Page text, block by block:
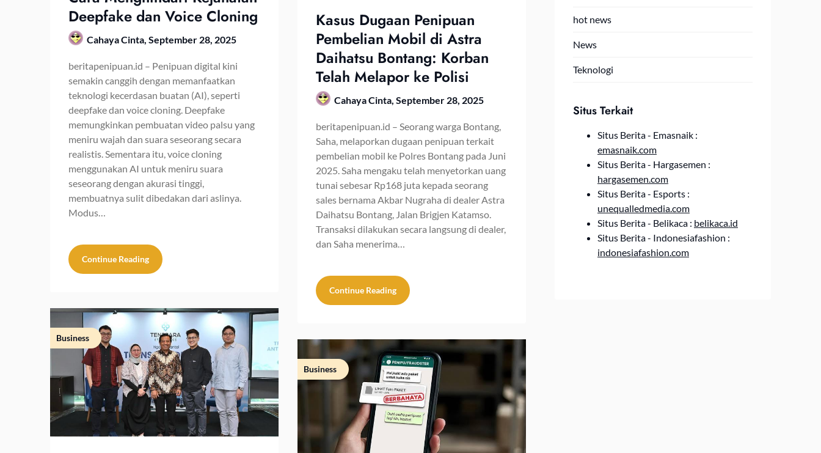
Deepfake dan Voice Cloning
Cahaya Cinta, September 28, 2025
beritapenipuan.id – Penipuan digital kini
semakin canggih dengan memanfaatkan
teknologi kecerdasan buatan (AI), seperti
deepfake dan voice cloning. Deepfake
memungkinkan pembuatan video palsu yang
meniru wajah dan suara seseorang secara
realistis. Sementara itu, voice cloning
menggunakan AI untuk meniru suara
seseorang dengan akurasi tinggi,
membuatnya sulit dibedakan dari aslinya.
Modus…
Continue Reading
Business
Kasus Dugaan Penipuan
Pembelian Mobil di Astra
Daihatsu Bontang: Korban
Telah Melapor ke Polisi
Cahaya Cinta, September 28, 2025
beritapenipuan.id – Seorang warga Bontang,
Saha, melaporkan dugaan penipuan terkait
pembelian mobil ke Polres Bontang pada Juni
2025. Saha mengaku telah menyetorkan uang
tunai sebesar Rp168 juta kepada seorang
sales bernama Akbar Nugraha di dealer Astra
Daihatsu Bontang, Jalan Brigjen Katamso.
Transaksi dilakukan secara langsung di dealer,
dan Saha menerima…
Continue Reading
Business
hot news
News
Teknologi
Situs Terkait
Situs Berita - Emasnaik :
emasnaik.com
Situs Berita - Hargasemen :
hargasemen.com
Situs Berita - Esports :
unequalledmedia.com
Situs Berita - Belikaca : belikaca.id
Situs Berita - Indonesiafashion :
indonesiafashion.com